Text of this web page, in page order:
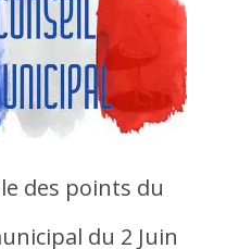
des points du
du 2 Juin